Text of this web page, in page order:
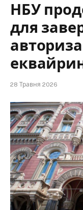
НБУ
для
28 Травня 2026